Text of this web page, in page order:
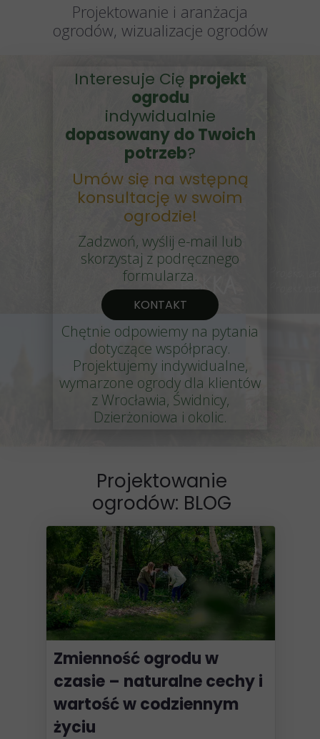
KONTAKT
Projektowanie i aranżacja
ogrodów, wizualizacje ogrodów
Interesuje Cię projekt
ogrodu
indywidualnie
dopasowany do Twoich
potrzeb?
Umów się na wstępną
konsultację w swoim
ogrodzie!
Zadzwoń, wyślij e-mail lub
skorzystaj z podręcznego
formularza.
Chętnie odpowiemy na pytania
dotyczące współpracy.
Projektujemy indywidualne,
wymarzone ogrody dla klientów
z Wrocławia, Świdnicy,
Dzierżoniowa i okolic.
Projektowanie
ogrodów: BLOG
Zmienność ogrodu w
czasie – naturalne cechy i
wartość w codziennym
życiu